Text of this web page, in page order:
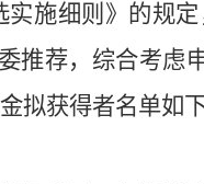
施细则》的规定
推荐， 综合考虑
拟获得者名单如下